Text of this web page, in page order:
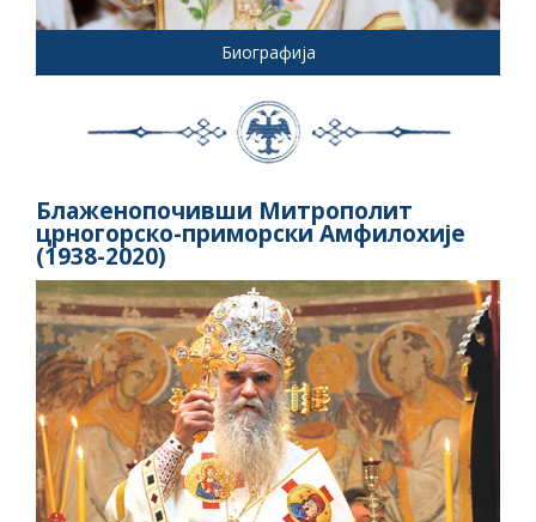
Биографија
Блаженопочивши Митрополит
црногорско-приморски Амфилохије
(1938-2020)